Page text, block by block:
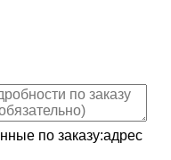
по заказу:адрес